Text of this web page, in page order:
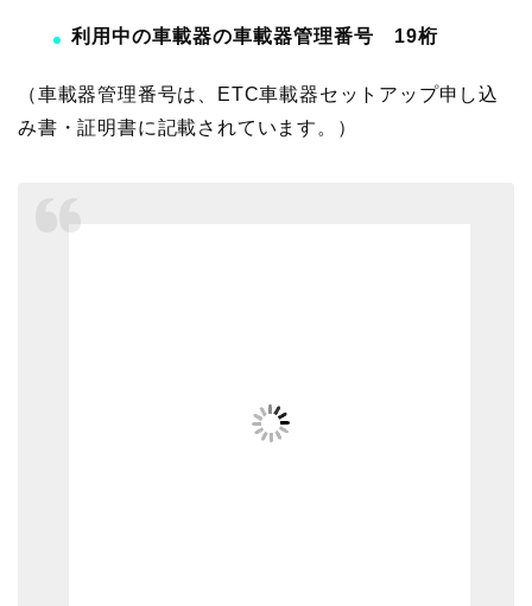
利用中の車載器の車載器管理番号 19桁
（車載器管理番号は、ETC車載器セットアップ申し込
み書・証明書に記載されています。）